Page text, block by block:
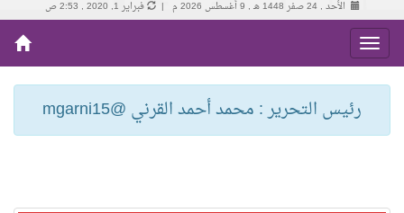
الأحد , 24 صفر 1448 هـ , 9 أغسطس 2026 م | فبراير 1, 2020 , 2:53 ص
رئيس التحرير : محمد أحمد القرني @mgarni15